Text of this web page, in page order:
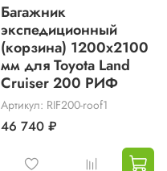
Багажник
экспедиционный
(корзина) 1200x2100
мм для Toyota Land
Cruiser 200 РИФ
Артикул: RIF200-roof1
46 740 ₽